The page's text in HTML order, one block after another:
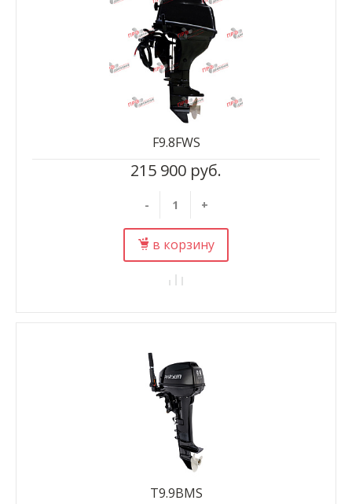
215 900 руб.
- +
в корзину
F9.8FWS
T9.9BMS